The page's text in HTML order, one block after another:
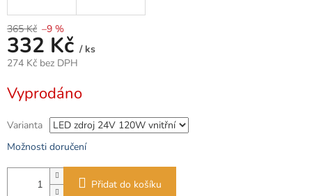
365 Kč –9 %
332 Kč / ks
274 Kč bez DPH
cena:
Vyprodáno
Varianta
Možnosti doručení
Přidat do košíku